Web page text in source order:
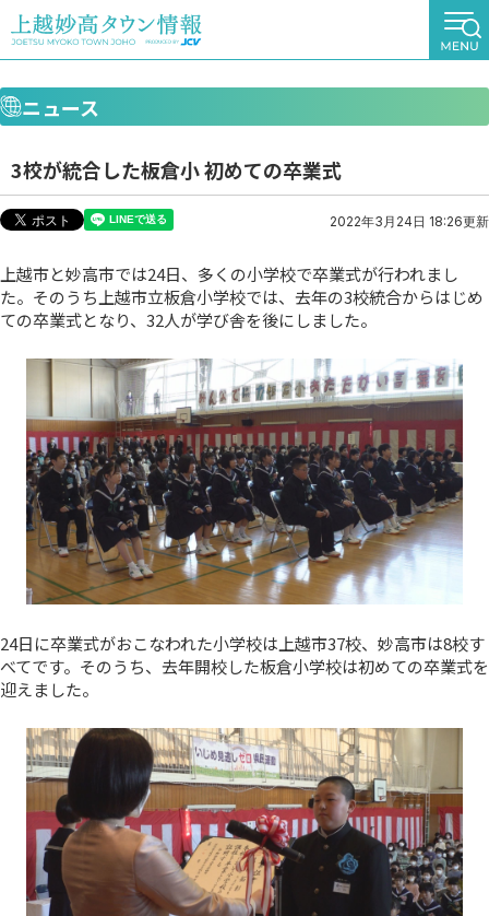
ニュース
3校が統合した板倉小 初めての卒業式
2022年3月24日 18:26更新
上越市と妙高市では24日、多くの小学校で卒業式が行われまし
た。そのうち上越市立板倉小学校では、去年の3校統合からはじめ
ての卒業式となり、32人が学び舎を後にしました。
24日に卒業式がおこなわれた小学校は上越市37校、妙高市は8校す
べてです。そのうち、去年開校した板倉小学校は初めての卒業式を
迎えました。